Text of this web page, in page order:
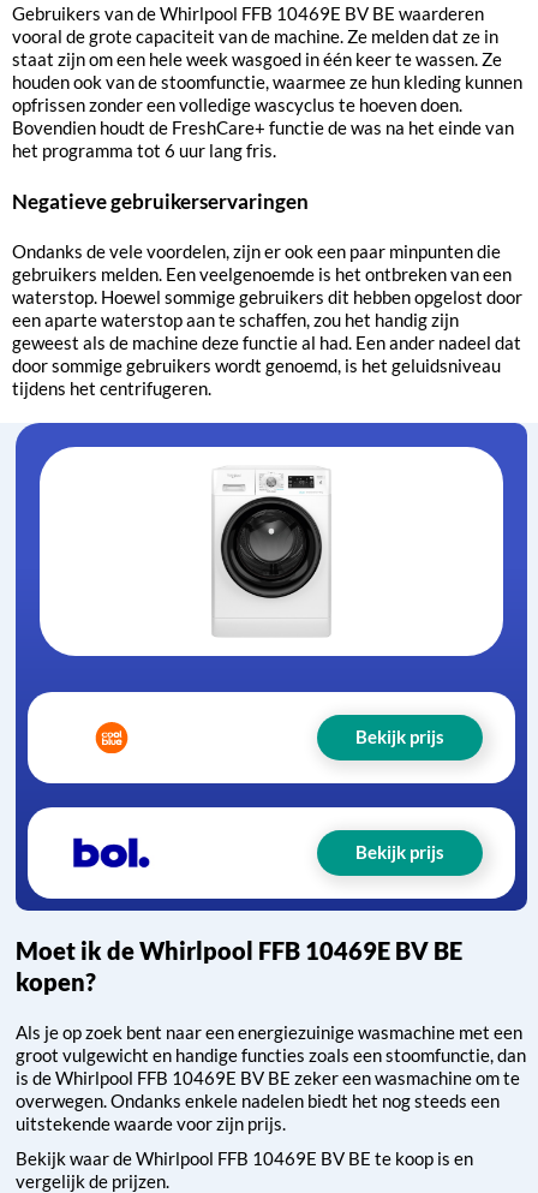
Gebruikers van de Whirlpool FFB 10469E BV BE waarderen
vooral de grote capaciteit van de machine. Ze melden dat ze in
staat zijn om een hele week wasgoed in één keer te wassen. Ze
houden ook van de stoomfunctie, waarmee ze hun kleding kunnen
opfrissen zonder een volledige wascyclus te hoeven doen.
Bovendien houdt de FreshCare+ functie de was na het einde van
het programma tot 6 uur lang fris.
Negatieve gebruikerservaringen
Ondanks de vele voordelen, zijn er ook een paar minpunten die
gebruikers melden. Een veelgenoemde is het ontbreken van een
waterstop. Hoewel sommige gebruikers dit hebben opgelost door
een aparte waterstop aan te schaffen, zou het handig zijn
geweest als de machine deze functie al had. Een ander nadeel dat
door sommige gebruikers wordt genoemd, is het geluidsniveau
tijdens het centrifugeren.
Moet ik de Whirlpool FFB 10469E BV BE
kopen?
Als je op zoek bent naar een energiezuinige wasmachine met een
groot vulgewicht en handige functies zoals een stoomfunctie, dan
is de Whirlpool FFB 10469E BV BE zeker een wasmachine om te
overwegen. Ondanks enkele nadelen biedt het nog steeds een
uitstekende waarde voor zijn prijs.
Bekijk waar de Whirlpool FFB 10469E BV BE te koop is en
vergelijk de prijzen.
Bekijk prijs
Bekijk prijs